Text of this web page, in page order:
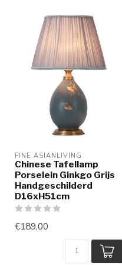
FINE ASIANLIVING
Chinese Tafellamp
Porselein Ginkgo Grijs
Handgeschilderd
D16xH51cm
€189,00